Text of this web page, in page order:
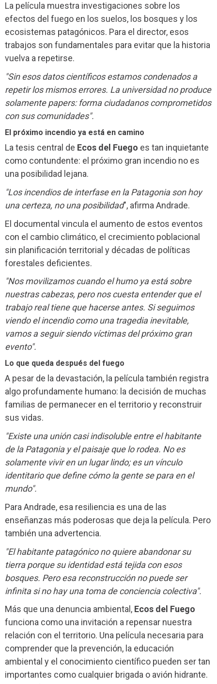
La película muestra investigaciones sobre los
efectos del fuego en los suelos, los bosques y los
ecosistemas patagónicos. Para el director, esos
trabajos son fundamentales para evitar que la historia
vuelva a repetirse.
"Sin esos datos científicos estamos condenados a
repetir los mismos errores. La universidad no produce
solamente papers: forma ciudadanos comprometidos
con sus comunidades".
El próximo incendio ya está en camino
La tesis central de Ecos del Fuego es tan inquietante
como contundente: el próximo gran incendio no es
una posibilidad lejana.
"Los incendios de interfase en la Patagonia son hoy
una certeza, no una posibilidad", afirma Andrade.
El documental vincula el aumento de estos eventos
con el cambio climático, el crecimiento poblacional
sin planificación territorial y décadas de políticas
forestales deficientes.
"Nos movilizamos cuando el humo ya está sobre
nuestras cabezas, pero nos cuesta entender que el
trabajo real tiene que hacerse antes. Si seguimos
viendo el incendio como una tragedia inevitable,
vamos a seguir siendo víctimas del próximo gran
evento".
Lo que queda después del fuego
A pesar de la devastación, la película también registra
algo profundamente humano: la decisión de muchas
familias de permanecer en el territorio y reconstruir
sus vidas.
"Existe una unión casi indisoluble entre el habitante
de la Patagonia y el paisaje que lo rodea. No es
solamente vivir en un lugar lindo; es un vínculo
identitario que define cómo la gente se para en el
mundo".
Para Andrade, esa resiliencia es una de las
enseñanzas más poderosas que deja la película. Pero
también una advertencia.
"El habitante patagónico no quiere abandonar su
tierra porque su identidad está tejida con esos
bosques. Pero esa reconstrucción no puede ser
infinita si no hay una toma de conciencia colectiva".
Más que una denuncia ambiental, Ecos del Fuego
funciona como una invitación a repensar nuestra
relación con el territorio. Una película necesaria para
comprender que la prevención, la educación
ambiental y el conocimiento científico pueden ser tan
importantes como cualquier brigada o avión hidrante.